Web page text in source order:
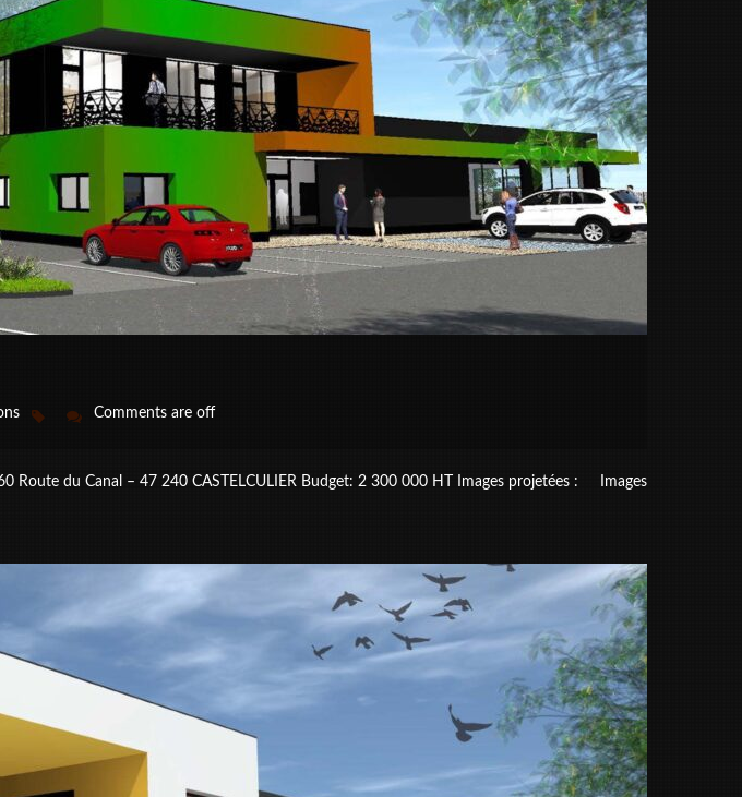
Comments are off
Route du Canal – 47 240 CASTELCULIER Budget: 2 300 000 HT Images projetées : Images